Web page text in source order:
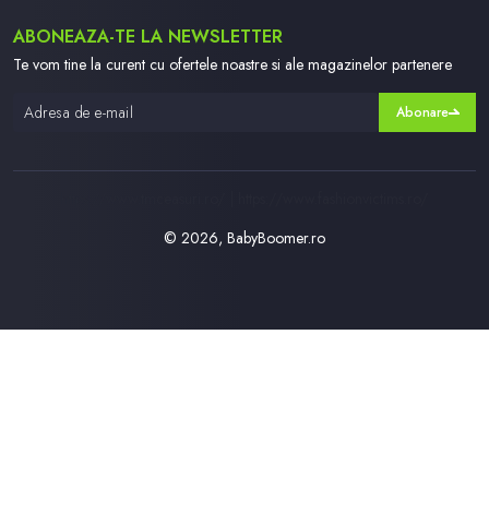
Site Www Hopscotch In
Scaun De Masa Juju Brown Bear
Makers Store
ABONEAZA-TE LA NEWSLETTER
Te vom tine la curent cu ofertele noastre si ale magazinelor partenere
Abonare
© 2026, BabyBoomer.ro